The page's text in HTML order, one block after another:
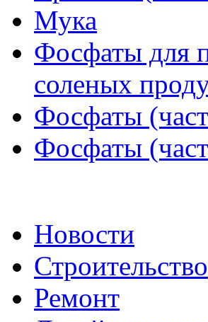
Мука
Фосфаты для
соленых
Фосфаты
Фосфаты
Новости
Строительство
Ремонт